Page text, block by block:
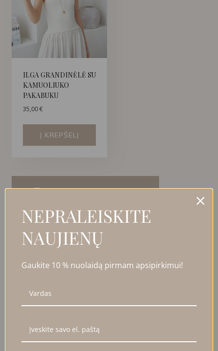
ILGA GRANDINĖLĖ SU
KAMUOLIUKO
PAKABUKU
35,00€
Į KREPŠELĮ
UŽDARYTI
FILTRAI
Kaina
Kategorija
NEPRALEISKITE
NAUJIENŲ
Gaukite 10 % nuolaidą pirmam apsipirkimui!